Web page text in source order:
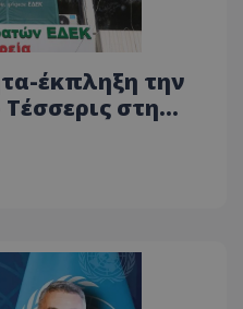
έκπληξη την
στη